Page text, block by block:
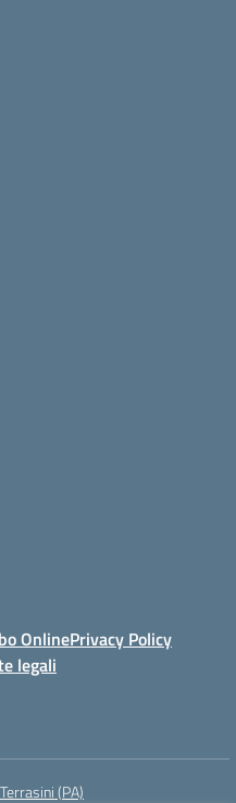
OnlinePrivacy Policy
legali
(PA)